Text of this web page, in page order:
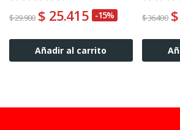
$ 29.900 $ 25.415 -15%
Añadir al carrito
$ 36.400